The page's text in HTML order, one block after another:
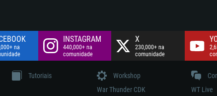
na
INSTAGRAM
440,000+ na
comunidade
X
230,000+ na
comunidade
Tutoriais
Workshop
War Thunder CDK
WT Live